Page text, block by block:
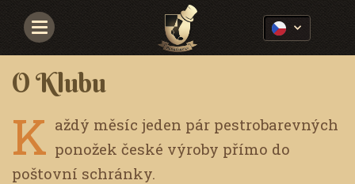
Navigace
O Klubu
K aždý měsíc jeden pár pestrobarevných
ponožek české výroby přímo do
poštovní schránky.